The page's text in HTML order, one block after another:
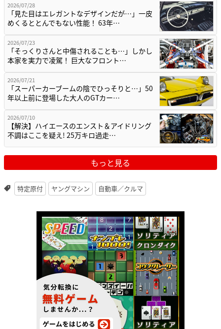
2026/07/28
「見た目はエレガントなデザインだが…」一皮
めくるととんでもない性能！ 63年…
2026/07/23
「そっくりさんと中傷されることも…」しかし
本家を実力で凌駕！ 巨大なフロント…
2026/07/21
「スーパーカーブームの陰でひっそりと…」50
年以上前に登場した大人のGTカー…
2026/07/10
【解決】ハイエースのエンスト＆アイドリング
不調はここを疑え! 25万キロ過走…
もっと見る
特定原付 ヤングマシン 自動車／クルマ